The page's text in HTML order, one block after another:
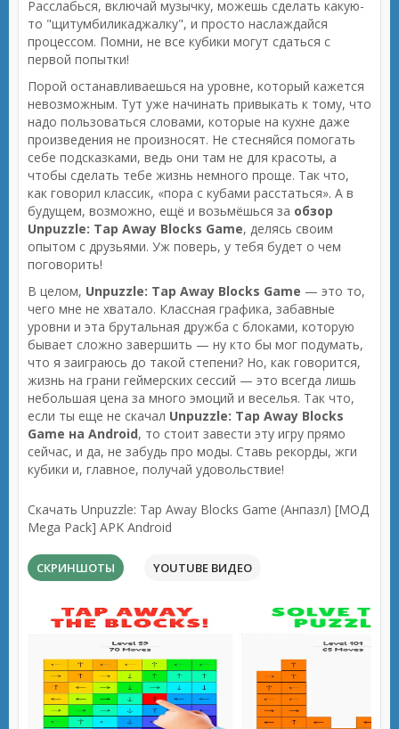
Расслабься, включай музычку, можешь сделать какую-
то "щитумбиликаджалку", и просто наслаждайся
процессом. Помни, не все кубики могут сдаться с
первой попытки!
Порой останавливаешься на уровне, который кажется
невозможным. Тут уже начинать привыкать к тому, что
надо пользоваться словами, которые на кухне даже
произведения не произносят. Не стесняйся помогать
себе подсказками, ведь они там не для красоты, а
чтобы сделать тебе жизнь немного проще. Так что,
как говорил классик, «пора с кубами расстаться». А в
будущем, возможно, ещё и возьмёшься за обзор
Unpuzzle: Tap Away Blocks Game, делясь своим
опытом с друзьями. Уж поверь, у тебя будет о чем
поговорить!
В целом, Unpuzzle: Tap Away Blocks Game — это то,
чего мне не хватало. Классная графика, забавные
уровни и эта брутальная дружба с блоками, которую
бывает сложно завершить — ну кто бы мог подумать,
что я заиграюсь до такой степени? Но, как говорится,
жизнь на грани геймерских сессий — это всегда лишь
небольшая цена за много эмоций и веселья. Так что,
если ты еще не скачал Unpuzzle: Tap Away Blocks
Game на Android, то стоит завести эту игру прямо
сейчас, и да, не забудь про моды. Ставь рекорды, жги
кубики и, главное, получай удовольствие!
Скачать Unpuzzle: Tap Away Blocks Game (Анпазл) [МОД
Mega Pack] APK Android
СКРИНШОТЫ YOUTUBE ВИДЕО